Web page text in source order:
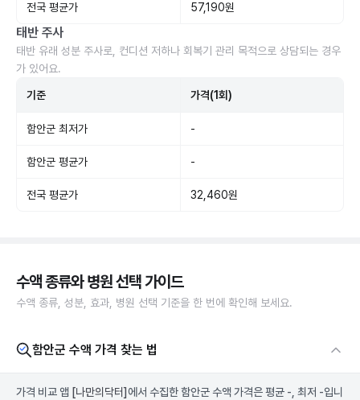
전국 평균가 57,190원
태반 주사
태반 유래 성분 주사로, 컨디션 저하나 회복기 관리 목적으로 상담되는 경우
가 있어요.
기준 가격(1회)
함안군 최저가 -
함안군 평균가 -
전국 평균가 32,460원
수액 종류와 병원 선택 가이드
수액 종류, 성분, 효과, 병원 선택 기준을 한 번에 확인해 보세요.
함안군 수액 가격 찾는 법
가격 비교 앱 [나만의닥터] 에서 수집한 함안군 수액 가격은 평균 -, 최저 -입니